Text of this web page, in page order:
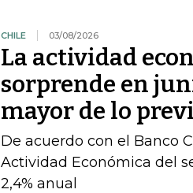
CHILE 03/08/2026
La actividad
sorprende en
mayor de lo
De acuerdo con el Banco
Actividad Económica del
2,4% anual